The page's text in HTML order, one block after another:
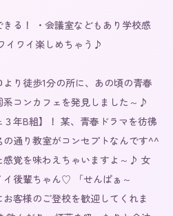
きる！ ・会議室などもあり学校感
イワイ楽しめちゃう♪
り徒歩1分の所に、あの頃の青春
系コンカフェを発見しました～♪
年B組】！ 某、青春ドラマを彷彿
通り教室がコンセプトなんです^^
感覚を味わえちゃいますよ～♪ 女
イ後輩ちゃん♡ 「せんぱぁ～
客様のご登校を歓迎してくれま